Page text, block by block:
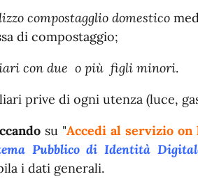
compostagglio domestico
di compostaggio;
con due o più figli minori.
prive di ogni utenza (luce,
su "Accedi al servizio on
Pubblico di Identità
i dati generali.